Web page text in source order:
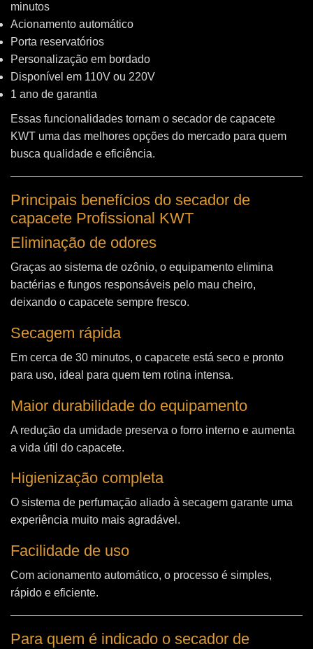
minutos
Acionamento automático
Porta reservatórios
Personalização em bordado
Disponível em 110V ou 220V
1 ano de garantia
Essas funcionalidades tornam o secador de capacete
KWT uma das melhores opções do mercado para quem
busca qualidade e eficiência.
Principais benefícios do secador de
capacete Profissional KWT
Eliminação de odores
Graças ao sistema de ozônio, o equipamento elimina
bactérias e fungos responsáveis pelo mau cheiro,
deixando o capacete sempre fresco.
Secagem rápida
Em cerca de 30 minutos, o capacete está seco e pronto
para uso, ideal para quem tem rotina intensa.
Maior durabilidade do equipamento
A redução da umidade preserva o forro interno e aumenta
a vida útil do capacete.
Higienização completa
O sistema de perfumação aliado à secagem garante uma
experiência muito mais agradável.
Facilidade de uso
Com acionamento automático, o processo é simples,
rápido e eficiente.
Para quem é indicado o secador de